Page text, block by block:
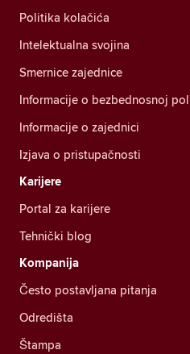
Politika kolačića
Intelektualna svojina
Smernice zajednice
Informacije o bezbednosnoj
Informacije o zajednici
Izjava o pristupačnosti
Karijere
Portal za karijere
Tehnički blog
Kompanija
Često postavljana pitanja
Odredišta
Štampa